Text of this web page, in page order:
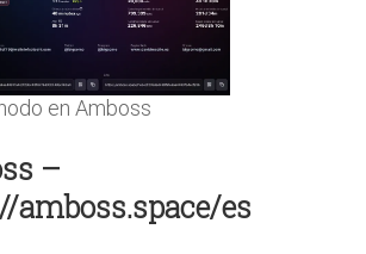
en Amboss
–
amboss.space/es